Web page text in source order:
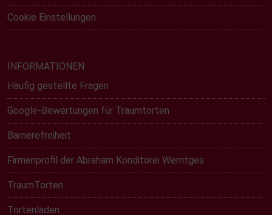
Cookie Einstellungen
INFORMATIONEN
Häufig gestellte Fragen
Google-Bewertungen für Traumtorten
Barrierefreiheit
Firmenprofil der Abraham Konditorei Werntges
TraumTorten
Tortenladen